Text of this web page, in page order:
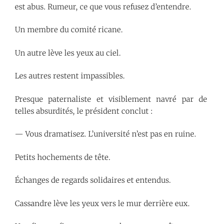
est abus. Rumeur, ce que vous refusez d’entendre.
Un membre du comité ricane.
Un autre lève les yeux au ciel.
Les autres restent impassibles.
Presque paternaliste et visiblement navré par de
telles absurdités, le président conclut :
— Vous dramatisez. L’université n’est pas en ruine.
Petits hochements de tête.
Échanges de regards solidaires et entendus.
Cassandre lève les yeux vers le mur derrière eux.